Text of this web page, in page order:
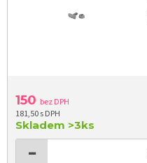
150 bez DPH
181,50 s DPH
Skladem >3ks
−